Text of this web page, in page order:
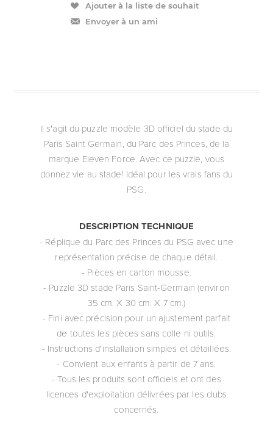
Ajouter à la liste de souhait
Envoyer à un ami
Il s'agit du puzzle modèle 3D officiel du stade du
Paris Saint Germain, du Parc des Princes, de la
marque Eleven Force. Avec ce puzzle, vous
donnez vie au stade! Idéal pour les vrais fans du
PSG.
DESCRIPTION TECHNIQUE
- Réplique du Parc des Princes du PSG avec une
représentation précise de chaque détail.
- Pièces en carton mousse.
- Puzzle 3D stade Paris Saint-Germain (environ
35 cm. X 30 cm. X 7 cm.)
- Fini avec précision pour un ajustement parfait
de toutes les pièces sans colle ni outils.
- Instructions d'installation simples et détaillées.
- Convient aux enfants à partir de 7 ans.
- Tous les produits sont officiels et ont des
licences d'exploitation délivrées par les clubs
concernés.